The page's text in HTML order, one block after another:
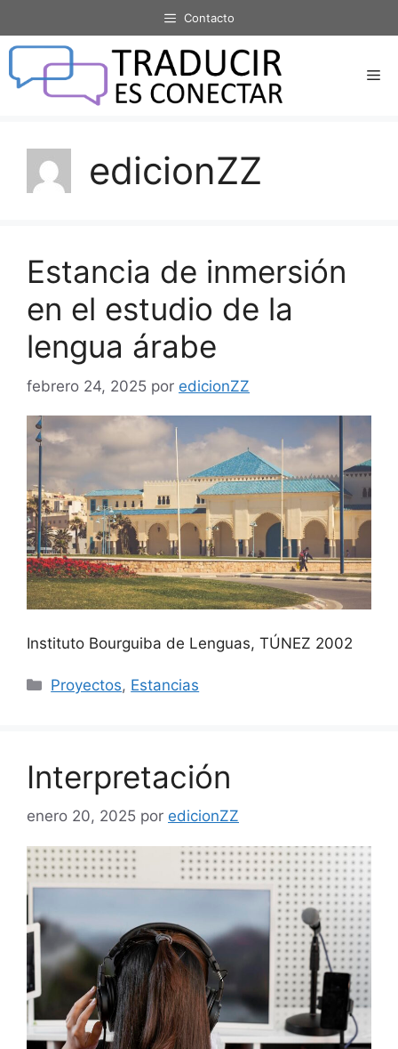
al
contenido
Contacto
edicionZZ
Estancia de inmersión
en el estudio de la
lengua árabe
febrero 24, 2025 por edicionZZ
Instituto Bourguiba de Lenguas, TÚNEZ 2002
Categorías
Proyectos, Estancias
Interpretación
enero 20, 2025 por edicionZZ